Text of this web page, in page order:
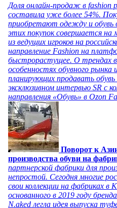
Доля онлайн-продаж в fashion
составила уже более 54%.
приобретают одежду и обувь
этих покупок совершается на
из ведущих игроков на
направление Fashion на
быстрорастущее. О трендах в
особенностях обувного рынка
планирующих продавать обувь
эксклюзивном интервью SR с
направления «Обувь» в Ozon
Поворот к
производства обуви на
партнерской фабрики для
непростой. Сегодня многие
свои коллекции на фабриках в
основанного в 2019 году
N.aked легла идея выпуска